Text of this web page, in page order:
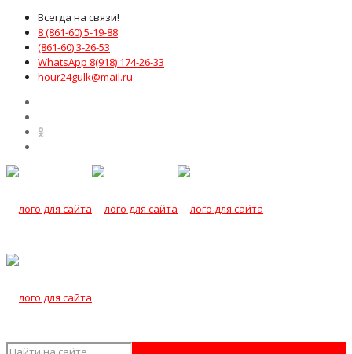
Всегда на связи!
8 (861-60) 5-19-88
(861-60) 3-26-53
WhatsApp 8(918) 174-26-33
hour24gulk@mail.ru